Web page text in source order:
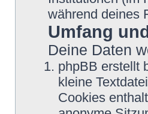
während deines
Umfang
Deine Daten
phpBB erstellt
kleine
Cookies